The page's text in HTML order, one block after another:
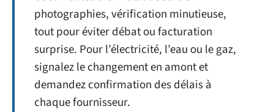
photographies, vérification minutieuse,
tout pour éviter débat ou facturation
surprise. Pour l’électricité, l’eau ou le gaz,
signalez le changement en amont et
demandez confirmation des délais à
chaque fournisseur.